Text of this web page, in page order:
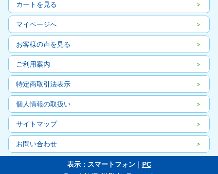
カートを見る
マイページへ
お客様の声を見る
ご利用案内
特定商取引法表示
個人情報の取扱い
サイトマップ
お問い合わせ
表示：スマートフォン｜ PC